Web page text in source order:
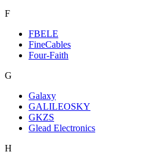
F
FBELE
FineCables
Four-Faith
G
Galaxy
GALILEOSKY
GKZS
Glead Electronics
H